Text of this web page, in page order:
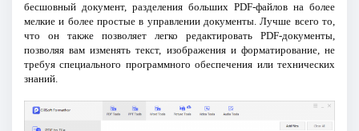
бесшовный документ, разделения больших PDF-файлов на более
мелкие и более простые в управлении документы. Лучше всего то,
что он также позволяет легко редактировать PDF-документы,
позволяя вам изменять текст, изображения и форматирование, не
требуя специального программного обеспечения или технических
знаний.